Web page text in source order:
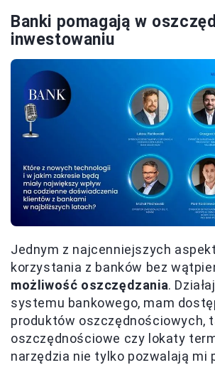
Banki pomagają w
inwestowaniu
Jednym z najcenniejszych
korzystania z banków bez
możliwość oszczędzania.
systemu bankowego, mam
produktów oszczędnościowych,
oszczędnościowe czy lokaty
narzędzia nie tylko pozwalają mi